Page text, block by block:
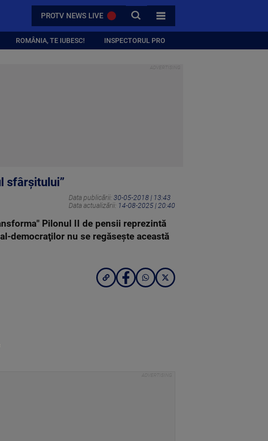
PROTV NEWS LIVE CAUTA
TOATE CATEGORIILE
ROMÂNIA, TE IUBESC! INSPECTORUL PRO
sfârșitului”
Data publicării: 30-05-2018 | 13:43
Data actualizării: 14-08-2025 | 20:40
Pilonul II de pensii reprezintă
democraţilor nu se regăseşte această